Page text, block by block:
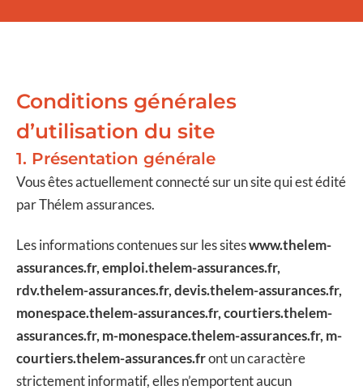
Conditions générales
d’utilisation du site
1. Présentation générale
Vous êtes actuellement connecté sur un site qui est édité
par Thélem assurances.
Les informations contenues sur les siteswww.thelem-
assurances.fr, emploi.thelem-assurances.fr,
rdv.thelem-assurances.fr, devis.thelem-assurances.fr,
monespace.thelem-assurances.fr, courtiers.thelem-
assurances.fr, m-monespace.thelem-assurances.fr, m-
courtiers.thelem-assurances.front un caractère
strictement informatif, elles n’emportent aucun